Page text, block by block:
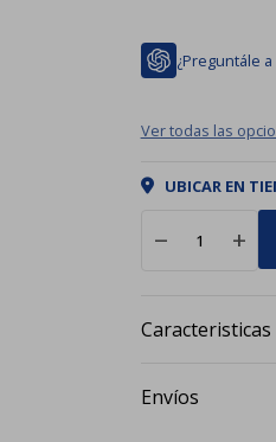
¿Preguntále
Ver todas las
UBICAR EN
remove add
Caracteristicas
Envíos